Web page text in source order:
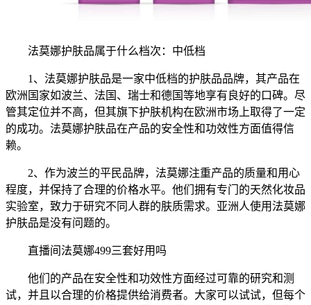
法莫娜护肤品属于什么档次：中低档
1、法莫娜护肤品是一家中低档的护肤品品牌，其产品在
欧洲国家如波兰、法国、瑞士和德国等地享有良好的口碑。尽
管其定位并不高，但其旗下护肤机构在欧洲市场上取得了一定
的成功。法莫娜护肤品在产品的安全性和功效性方面值得信
赖。
2、作为波兰的平民品牌，法莫娜注重产品的质量和用心
程度，并保持了合理的价格水平。他们拥有专门的天然化妆品
实验室，致力于研究不同人群的肤质需求。亚洲人使用法莫娜
护肤品是没有问题的。
直播间法莫娜499三套好用吗
他们的产品在安全性和功效性方面经过可靠的研究和测
试，并且以合理的价格提供给消费者。大家可以试试，但每个